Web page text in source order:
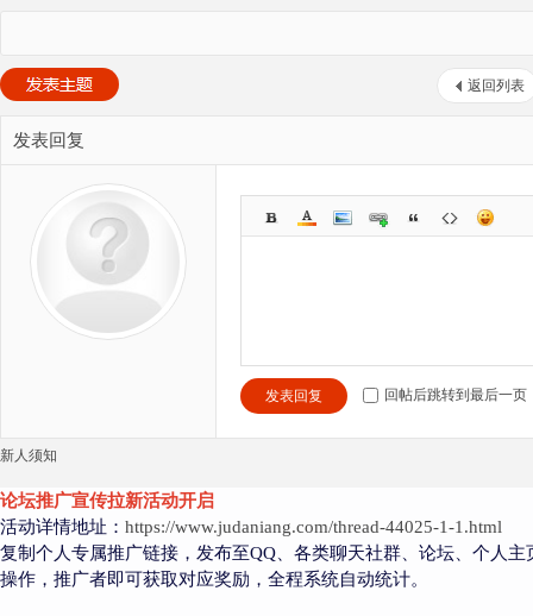
返回列表
发表回复
发表回复 回帖后跳转到最后一页
新人须知
论坛推广宣传拉新活动开启
活动详情地址： https://www.judaniang.com/thread-44025-1-1.html
复制个人专属推广链接，发布至QQ、各类聊天社群、论坛、个人
操作，推广者即可获取对应奖励，全程系统自动统计。